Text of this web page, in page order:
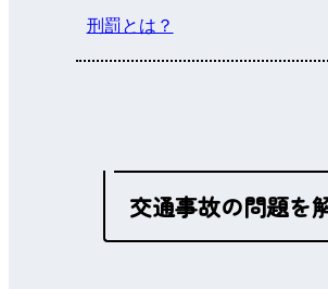
刑罰とは？
交通事故の問題を